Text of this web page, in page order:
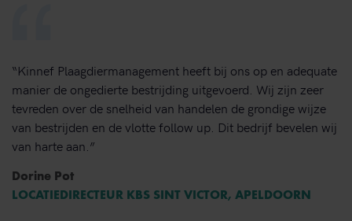
“Kinnef Plaagdiermanagement heeft bij ons op en adequate
manier de ongedierte bestrijding uitgevoerd. Wij zijn zeer
tevreden over de snelheid van handelen de grondige wijze
van bestrijden en de vlotte follow up. Dit bedrijf bevelen wij
van harte aan.”
Dorine Pot
LOCATIEDIRECTEUR KBS SINT VICTOR, APELDOORN